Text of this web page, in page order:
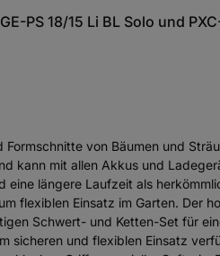
PS 18/15 Li BL Solo und
von Bäumen und
kann mit allen Akkus und
längere Laufzeit als
flexiblen Einsatz im Garten. Der
Schwert- und Ketten-Set für
und flexiblen Einsatz